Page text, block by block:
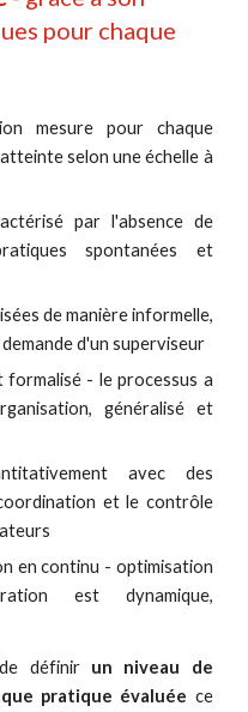
pour chaque
mesure pour chaque
selon une échelle à
par l'absence de
spontanées et
de manière informelle,
d'un superviseur
- le processus a
généralisé et
avec des
et le contrôle
en continu - optimisation
est dynamique,
définir un niveau de
pratique évaluée ce